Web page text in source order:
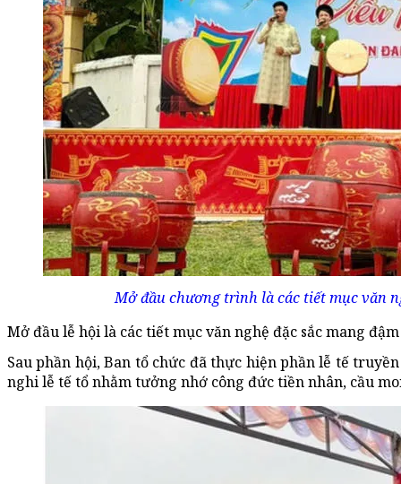
Mở đầu chương trình là các tiết mục văn
Mở đầu lễ hội là các tiết mục văn nghệ đặc sắc mang
Sau phần hội, Ban tổ chức đã thực hiện phần lễ tế
nghi lễ tế tổ nhằm tưởng nhớ công đức tiền nhân, cầu